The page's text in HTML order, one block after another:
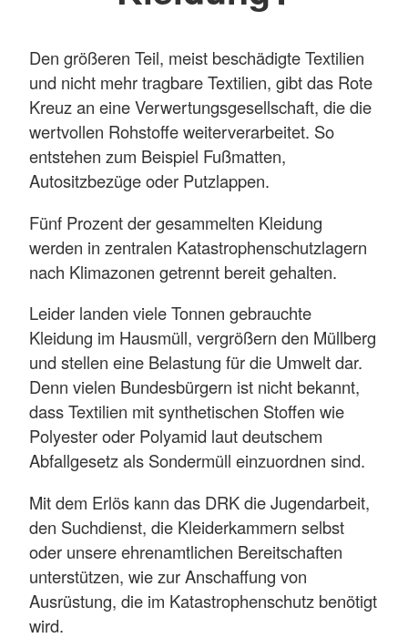
Den größeren Teil, meist beschädigte Textilien
und nicht mehr tragbare Textilien, gibt das Rote
Kreuz an eine Verwertungsgesellschaft, die die
wertvollen Rohstoffe weiterverarbeitet. So
entstehen zum Beispiel Fußmatten,
Autositzbezüge oder Putzlappen.
Fünf Prozent der gesammelten Kleidung
werden in zentralen Katastrophenschutzlagern
nach Klimazonen getrennt bereit gehalten.
Leider landen viele Tonnen gebrauchte
Kleidung im Hausmüll, vergrößern den Müllberg
und stellen eine Belastung für die Umwelt dar.
Denn vielen Bundesbürgern ist nicht bekannt,
dass Textilien mit synthetischen Stoffen wie
Polyester oder Polyamid laut deutschem
Abfallgesetz als Sondermüll einzuordnen sind.
Mit dem Erlös kann das DRK die Jugendarbeit,
den Suchdienst, die Kleiderkammern selbst
oder unsere ehrenamtlichen Bereitschaften
unterstützen, wie zur Anschaffung von
Ausrüstung, die im Katastrophenschutz benötigt
wird.